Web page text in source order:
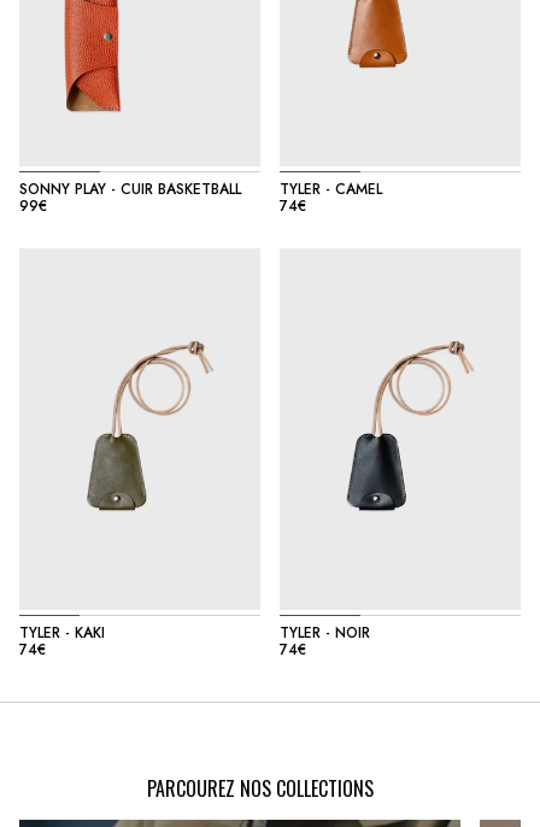
SONNY PLAY - CUIR BASKETBALL
99€
TYLER - CAMEL
74€
TYLER - KAKI
74€
TYLER - NOIR
74€
PARCOUREZ NOS COLLECTIONS